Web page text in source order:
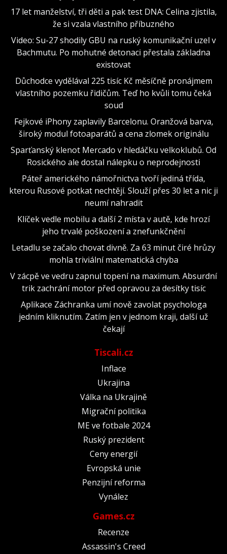
17 let manželství, tři děti a pak test DNA: Celina zjistila,
že si vzala vlastního příbuzného
Video: Su-27 shodily GBU na ruský komunikační uzel v
Bachmutu. Po mohutné detonaci přestala základna
existovat
Důchodce vydělával 225 tisíc Kč měsíčně pronájmem
vlastního pozemku řidičům. Teď ho kvůli tomu čeká
soud
Fejkové iPhony zaplavily Barcelonu. Oranžová barva,
široký modul fotoaparátů a cena zlomek originálu
Sparťanský klenot Mercado v hledáčku velkoklubů. Od
Rosického ale dostal nálepku o neprodejnosti
Páteř amerického námořnictva tvoří jediná třída,
kterou Rusové potkat nechtějí. Slouží přes 30 let a nic ji
neumí nahradit
Klíček vedle mobilu a další 2 místa v autě, kde hrozí
jeho trvalé poškození a znefunkčnění
Letadlu se začalo chovat divně. Za 63 minut čiré hrůzy
mohla triviální matematická chyba
V zácpě ve vedru zapnul topení na maximum. Absurdní
trik zachrání motor před opravou za desítky tisíc
Aplikace Záchranka umí nově zavolat psychologa
jedním kliknutím. Zatím jen v jednom kraji, další už
čekají
Tiscali.cz
Inflace
Ukrajina
Válka na Ukrajině
Migrační politika
ME ve fotbale 2024
Ruský prezident
Ceny energií
Evropská unie
Penzijní reforma
Vynález
Games.cz
Recenze
Assassin's Creed